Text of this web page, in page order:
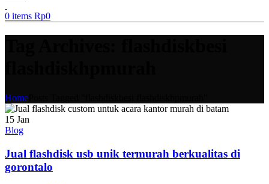
0 items Rp0
Home
15 Jan
Blog
Jual flashdisk usb unik termurah berkualitas di
gorontalo